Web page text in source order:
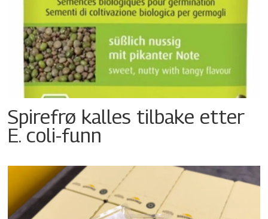
Spirefrø kalles tilbake etter
E. coli-funn